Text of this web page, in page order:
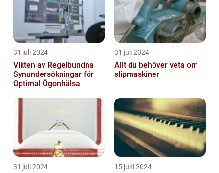
31 juli 2024
Vikten av Regelbundna
Synundersökningar för
Optimal Ögonhälsa
31 juli 2024
Allt du behöver veta om
slipmaskiner
31 juli 2024 15 juni 2024